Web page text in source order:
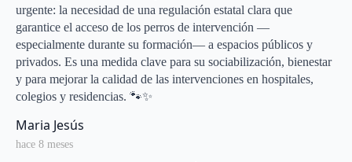
urgente: la necesidad de una regulación estatal clara que
garantice el acceso de los perros de intervención —
especialmente durante su formación— a espacios públicos y
privados. Es una medida clave para su sociabilización, bienestar
y para mejorar la calidad de las intervenciones en hospitales,
colegios y residencias. 🐾✨
Maria Jesús
hace 8 meses